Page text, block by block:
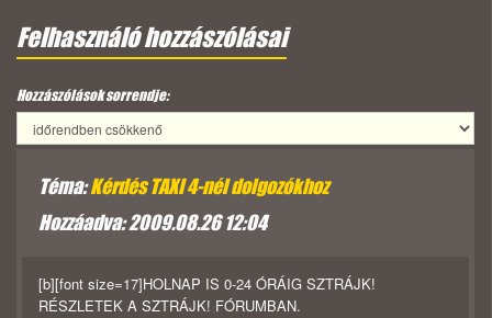
Felhasználó hozzászólásai
Hozzászólások sorrendje:
Téma:Kérdés TAXI 4-nél dolgozókhoz
Hozzáadva: 2009.08.26 12:04
[b][font size=17]HOLNAP IS 0-24 ÓRÁIG SZTRÁJK!
RÉSZLETEK A SZTRÁJK! FÓRUMBAN.